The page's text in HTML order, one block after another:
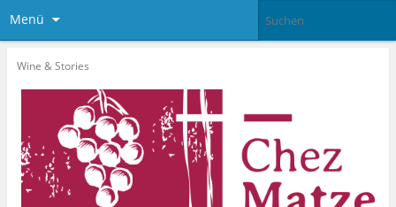
Menü
Wine & Stories